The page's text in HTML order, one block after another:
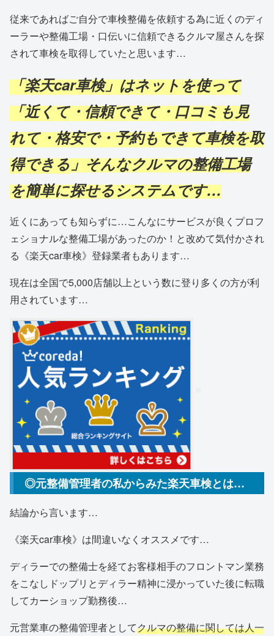
従来であればご自分で車検整備を依頼する為に近くのディ
ーラーや整備工場・口伝いに信頼できるクルマ屋さんを探
されて車検を取得していたと思います…
「楽天car車検」はネットを使って
「近くて・信頼できて・口コミも見
れて・格安で・予約もできて車検を取
得できる」そんなクルマの整備工場
を簡単に探せるシステムです…
近くにあっても知らずに…こんなにサービスが良くプロフ
ェショナルな整備工場があったのか！と改めて気付かされ
る《楽天car車検》登録業者もあります…
現在は全国で5,000店舗以上という数に登り多くの方が利
用されています…
◎元整備管理者の私からみた楽天車検とは…
結論から言います…
《楽天car車検》は間違いなくオススメです…
ディラーでの整備士を経てお客様相手のフロントマン業務
をこなしドップリとディラー精神に浸かっていた後に転職
してカーショップ勤務後…
元営業車の整備管理者としてクルマの整備に関しては人一